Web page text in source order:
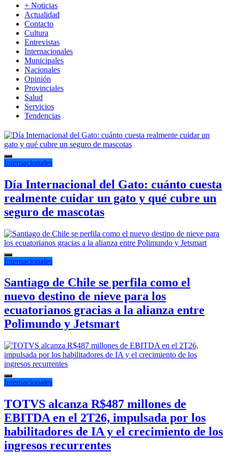
+ Noticias
Actualidad
Contacto
Cultura
Entrevistas
Internacionales
Municipales
Nacionales
Opinión
Provinciales
Salud
Servicios
Tendencias
Internacionales
Día Internacional del Gato: cuánto cuesta
realmente cuidar un gato y qué cubre un
seguro de mascotas
Internacionales
Santiago de Chile se perfila como el
nuevo destino de nieve para los
ecuatorianos gracias a la alianza entre
Polimundo y Jetsmart
Internacionales
TOTVS alcanza R$487 millones de
EBITDA en el 2T26, impulsada por los
habilitadores de IA y el crecimiento de los
ingresos recurrentes